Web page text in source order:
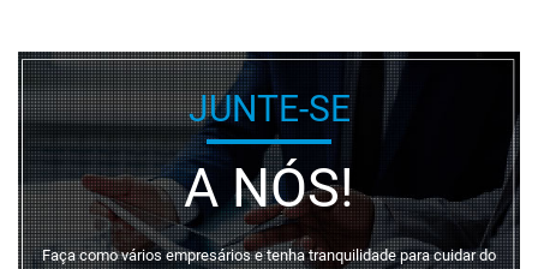
JUNTE-SE
A NÓS!
Faça como vários empresários e tenha tranquilidade para cuidar do